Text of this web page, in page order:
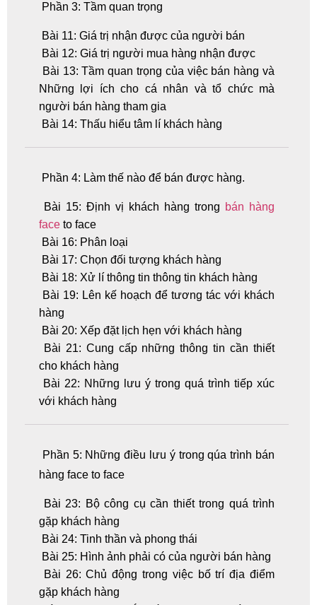
Phần 3: Tầm quan trọng
Bài 11: Giá trị nhận được của người bán
Bài 12: Giá trị người mua hàng nhận được
Bài 13: Tầm quan trọng của việc bán hàng và
Những lợi ích cho cá nhân và tổ chức mà
người bán hàng tham gia
Bài 14: Thấu hiểu tâm lí khách hàng
Phần 4: Làm thế nào để bán được hàng.
Bài 15: Định vị khách hàng trong bán hàng
face to face
Bài 16: Phân loại
Bài 17: Chọn đối tượng khách hàng
Bài 18: Xử lí thông tin thông tin khách hàng
Bài 19: Lên kế hoạch để tương tác với khách
hàng
Bài 20: Xếp đặt lịch hẹn với khách hàng
Bài 21: Cung cấp những thông tin cần thiết
cho khách hàng
Bài 22: Những lưu ý trong quá trình tiếp xúc
với khách hàng
Phần 5: Những điều lưu ý trong qúa trình bán
hàng face to face
Bài 23: Bộ công cụ cần thiết trong quá trình
gặp khách hàng
Bài 24: Tinh thần và phong thái
Bài 25: Hình ảnh phải có của người bán hàng
Bài 26: Chủ động trong việc bố trí địa điểm
gặp khách hàng